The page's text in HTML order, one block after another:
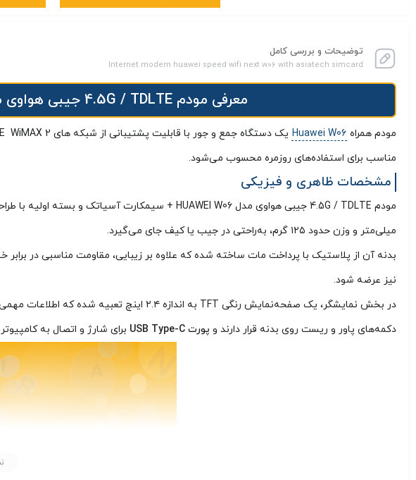
توضیحات و بررسی کامل
Internet modem huawei speed wifi next w06 with asiatech simcard
معرفی مودم 4.5G / TDLTE جیبی هواوی مدل HUAWEI W06 + سیمکارت آسیاتک و بسته اولیه
مودم همراه Huawei W06
مناسب برای استفاده‌های روزمره محسوب می‌شود.
مشخصات ظاهری و فیزیکی
میلی‌متر و وزن حدود ۱۲۵ گرم، به‌راحتی در جیب یا کیف جای می‌گیرد.
بدنه آن از پلاستیک با پرداخت مات ساخته شده که علاوه بر زیبایی، مقاومت مناسبی در
نیز عرضه شود.
در بخش نمایشگر، یک صفحه‌نمایش رنگی TFT به اندازه ۲.۴ اینچ تعبیه شده که اطلاعات مهمی مانند سطح سیگنال، وضعیت باتری، تعداد دستگاه‌های متصل و نوع شبکه (4G، 4.5G، Wi-Fi) را نمایش می‌دهد.
دکمه‌های پاور و ریست روی بدنه قرار دارند و پورت USB Type-C برای شارژ و اتصال به